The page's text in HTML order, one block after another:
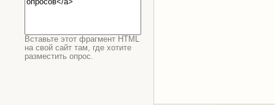
Вставьте этот фрагмент HTML
на свой сайт там, где хотите
разместить опрос.